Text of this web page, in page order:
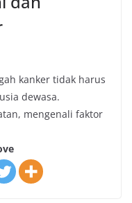
kanker tidak harus
dewasa.
mengenali faktor